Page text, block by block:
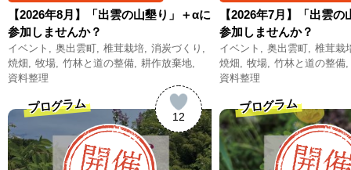
【2026年8月】「出雲の山墾り」＋αに
参加しませんか？
イベント 奥出雲町 椎茸栽培 消炭づくり
焼畑
牧場 竹林と道の整備 耕作放棄地
資料整理
【2026年7月】「出雲
参加しませんか？
イベント 奥出雲町
椎茸栽
焼畑
牧場
竹林と道の整備
資料整理
12
プログラム プログラム